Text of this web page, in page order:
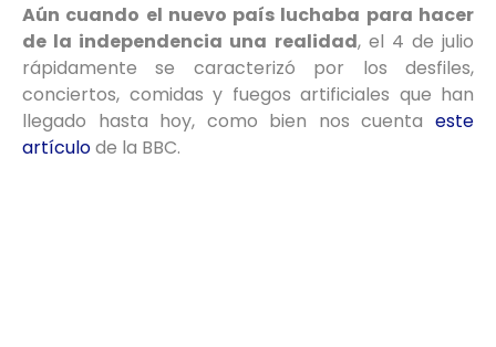
Aún cuando el nuevo país luchaba para hacer
de la independencia una realidad, el 4 de julio
rápidamente se caracterizó por los desfiles,
conciertos, comidas y fuegos artificiales que han
llegado hasta hoy, como bien nos cuenta este
artículode la BBC.